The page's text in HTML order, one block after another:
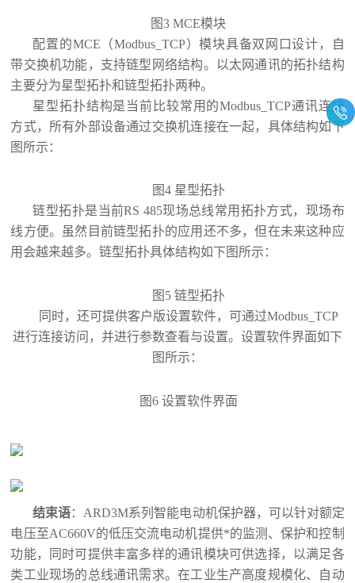
图3 MCE模块
配置的MCE （Modbus_TCP）模块具备双网口设计，自
带交换机功能，支持链型网络结构。以太网通讯的拓扑结构
主要分为星型拓扑和链型拓扑两种。
星型拓扑结构是当前比较常用的Modbus_TCP通讯连接
方式，所有外部设备通过交换机连接在一起，具体结构如下
图所示：
图4 星型拓扑
链型拓扑是当前RS 485现场总线常用拓扑方式，现场布
线方便。虽然目前链型拓扑的应用还不多，但在未来这种应
用会越来越多。链型拓扑具体结构如下图所示：
图 5 链型拓扑
同时，还可提供客户版设置软件，可通过Modbus_TCP
进行连接访问，并进行参数查看与设置。设置软件界面如下
图所示：
图6 设置软件界面
结束语： ARD3M系列智能电动机保护器，可以针对额定
电压至AC660V的低压交流电动机提供*的监测、保护和控制
功能，同时可提供丰富多样的通讯模块可供选择，以满足各
类工业现场的总线通讯需求。在工业生产高度规模化、自动